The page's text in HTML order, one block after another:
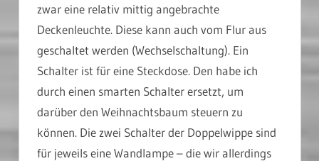
zwar eine relativ mittig angebrachte
Deckenleuchte. Diese kann auch vom Flur aus
geschaltet werden (Wechselschaltung). Ein
Schalter ist für eine Steckdose. Den habe ich
durch einen smarten Schalter ersetzt, um
darüber den Weihnachtsbaum steuern zu
können. Die zwei Schalter der Doppelwippe sind
für jeweils eine Wandlampe – die wir allerdings